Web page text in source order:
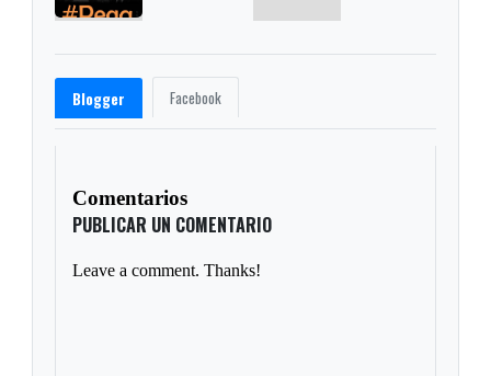
Blogger Facebook
Comentarios
PUBLICAR UN COMENTARIO
Leave a comment. Thanks!